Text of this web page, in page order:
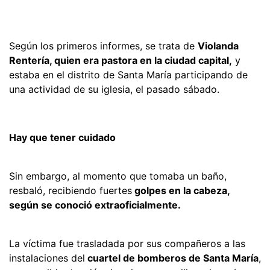
Según los primeros informes, se trata de Violanda
Rentería, quien era pastora en la ciudad capital, y
estaba en el distrito de Santa María participando de
una actividad de su iglesia, el pasado sábado.
Hay que tener cuidado
Sin embargo, al momento que tomaba un baño,
resbaló, recibiendo fuertes golpes en la cabeza,
según se conoció extraoficialmente.
La víctima fue trasladada por sus compañeros a las
instalaciones del cuartel de bomberos de Santa María,